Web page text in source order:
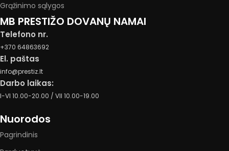
Grąžinimo sąlygos
MB PRESTIŽO DOVANŲ NAMAI
Telefono nr.
+370 64863692
El. paštas
info@prestiz.lt
Darbo laikas:
I-VI 10.00-20.00 / VII 10.00-19.00
Nuorodos
Pagrindinis